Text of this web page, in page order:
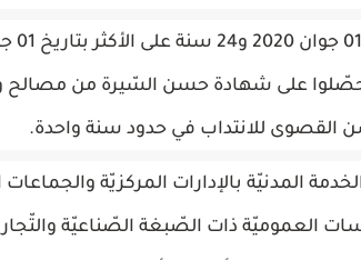
على شهادة حسن السّيرة من مصالح
القصوى للانتداب في حدود سنة واحدة.
المدنيّة بالإدارات المركزيّة والجماعات
العموميّة ذات الصّبغة الصّناعيّة